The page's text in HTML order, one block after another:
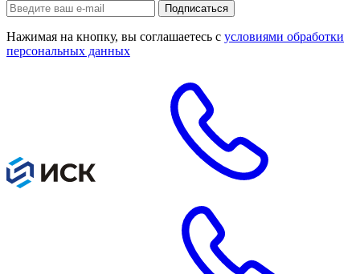
Нажимая на кнопку, вы соглашаетесь с условиями обработки
персональных данных